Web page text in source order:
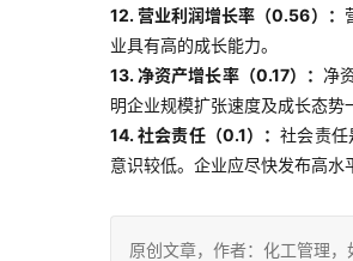
12. 营业利润增长率（0.56）：
业具有高的成长能力。
13. 净资产增长率（0.17）： 净
明企业规模扩张速度及成长态势
14. 社会责任（0.1）：社会责任
意识较低。企业应尽快发布高水
原创文章，作者：化工管理